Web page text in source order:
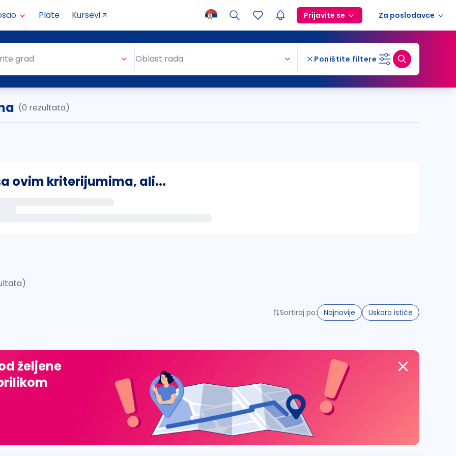
Plate Kursevi Prijavite se Za poslodavce
grad Oblast rada Poništite filtere
(0 rezultata)
ovim kriterijumima, ali...
đ, ž, dž)
Sortiraj po: Najnovije Uskoro ističe
željene